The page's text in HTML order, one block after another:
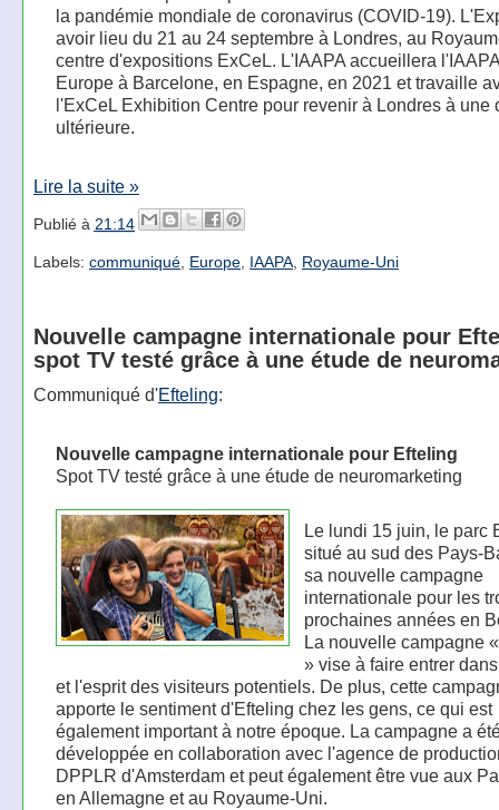
la pandémie mondiale de coronavirus (COVID-19).
avoir lieu du 21 au 24 septembre à Londres, au
centre d'expositions ExCeL. L'IAAPA accueillera
Europe à Barcelone, en Espagne, en 2021 et travaille
l'ExCeL Exhibition Centre pour revenir à Londres à une
ultérieure.
Lire la suite »
Publié à 21:14
Labels: communiqué, Europe, IAAPA, Royaume-Uni
Nouvelle campagne internationale pour
spot TV testé grâce à une étude de
Communiqué d'Efteling:
Nouvelle campagne internationale pour Efteling
Spot TV testé grâce à une étude de neuromarketing
Le lundi 15 juin, le parc
situé au sud des Pays-
sa nouvelle campagne
internationale pour les
prochaines années en
La nouvelle campagne
» vise à faire entrer
et l'esprit des visiteurs potentiels. De plus, cette
apporte le sentiment d'Efteling chez les gens, ce qui est
également important à notre époque. La campagne a
développée en collaboration avec l'agence de
DPPLR d'Amsterdam et peut également être vue aux
en Allemagne et au Royaume-Uni.